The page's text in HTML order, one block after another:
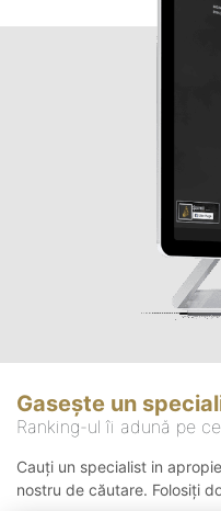
Gasește un
Ranking-ul îi adună pe
Cauți un specialist in
nostru de căutare. Folosiți